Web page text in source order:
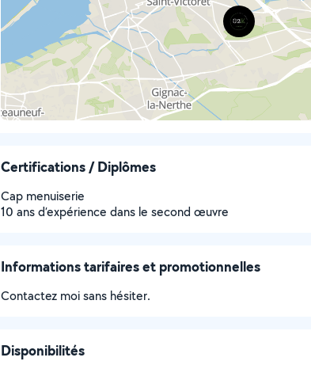
Certifications / Diplômes
Cap menuiserie
10 ans d’expérience dans le second œuvre
Informations tarifaires et promotionnelles
Contactez moi sans hésiter.
Disponibilités